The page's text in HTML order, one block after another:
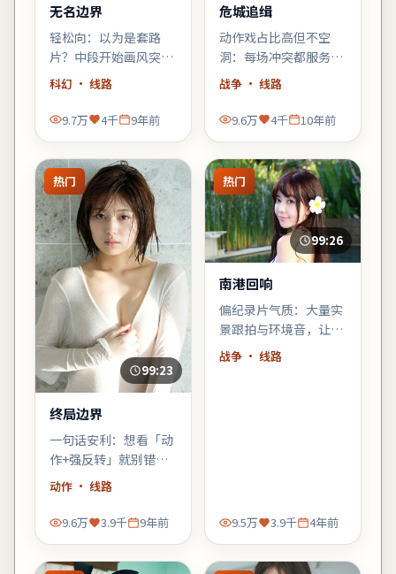
无名边界
轻松向：以为是套路
片？中段开始画风突
变，黑色幽默与类型梗
齐飞，适合周末配爆米
花。
科幻 · 线路
9.7万 4千 9年前
危城追缉
动作戏占比高但不空
洞：每场冲突都服务于
人物弧光，陈凯歌擅长
的群像调度在此片依然
稳。
战争 · 线路
9.6万 4千 10年前
热门
99:23
终局边界
一句话安利：想看「动
作+强反转」就别错过
《终局边界》。节奏
气刷完。
动作· 线路
9.6万 3.9千 9年前
热门
99:26
南港回响
偏纪录片气质：大量实
景跟拍与环境音，让观
众像旁听者一样进入故
战争 · 线路
9.5万 3.9千 4年前